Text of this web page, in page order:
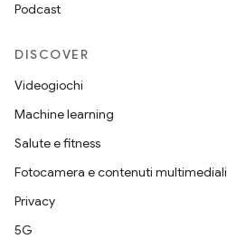
Podcast
DISCOVER
Videogiochi
Machine learning
Salute e fitness
Fotocamera e contenuti multimediali
Privacy
5G